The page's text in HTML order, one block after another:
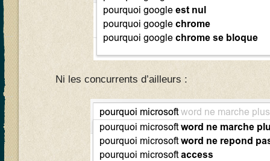
Ni les concurrents d’ailleurs :